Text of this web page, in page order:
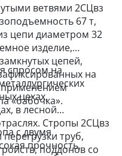
ветвями 2СЦвз
67 т,
цепи диаметром 32
изделие,
цепей,
на
применением
«бабочка».
спросом на
цехах,
в лесной
Стропы 2СЦвз
труб,
поддонов со
с двумя
прочность,